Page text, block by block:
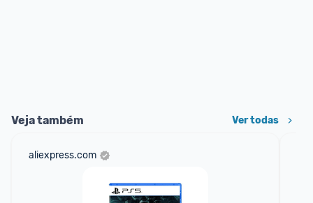
Veja também Ver todas
aliexpress.com